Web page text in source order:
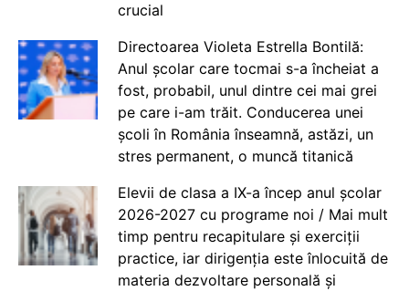
crucial
Directoarea Violeta Estrella Bontilă:
Anul școlar care tocmai s-a încheiat a
fost, probabil, unul dintre cei mai grei
pe care i-am trăit. Conducerea unei
școli în România înseamnă, astăzi, un
stres permanent, o muncă titanică
Elevii de clasa a IX-a încep anul școlar
2026-2027 cu programe noi / Mai mult
timp pentru recapitulare și exerciții
practice, iar dirigenția este înlocuită de
materia dezvoltare personală și